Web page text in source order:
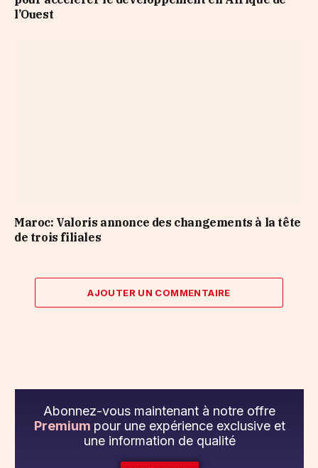
l’Ouest
Maroc: Valoris annonce des changements à la tête
de trois filiales
AJOUTER UN COMMENTAIRE
Abonnez-vous maintenant à notre offre
Premium pour une expérience exclusive et
une information de qualité